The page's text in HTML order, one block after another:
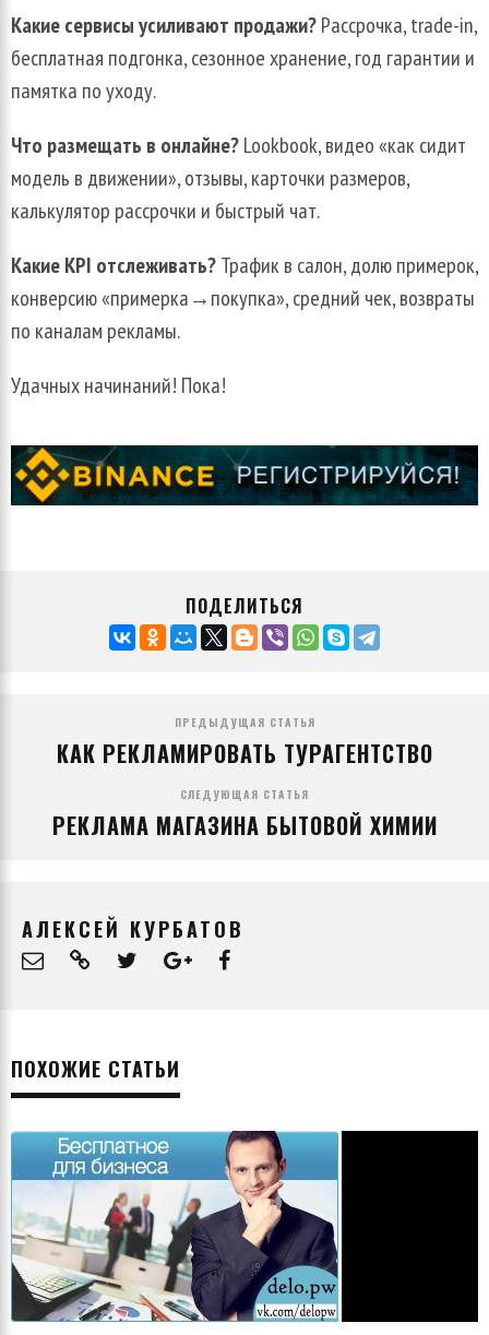
Какие сервисы усиливают продажи?Рассрочка, trade-in,
бесплатная подгонка, сезонное хранение, год гарантии и
памятка по уходу.
Что размещать в онлайне?Lookbook, видео «как сидит
модель в движении», отзывы, карточки размеров,
калькулятор рассрочки и быстрый чат.
Какие KPI отслеживать?Трафик в салон, долю примерок,
конверсию «примерка→покупка», средний чек, возвраты
по каналам рекламы.
Удачных начинаний! Пока!
ПОДЕЛИТЬСЯ
ПРЕДЫДУЩАЯ СТАТЬЯ
КАК РЕКЛАМИРОВАТЬ ТУРАГЕНТСТВО
СЛЕДУЮЩАЯ СТАТЬЯ
РЕКЛАМА МАГАЗИНА БЫТОВОЙ ХИМИИ
АЛЕКСЕЙ КУРБАТОВ
ПОХОЖИЕ СТАТЬИ